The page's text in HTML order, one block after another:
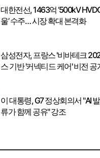
대한전선, 1463억 ‘500kV
울’ 수주… 시장 확대 본격화
삼성전자, 프랑스 '비바테크
스 기반 '커넥티드 케어' 비전 공
이 대통령, G7 정상회의서 "AI
류가 함께 공유" 강조